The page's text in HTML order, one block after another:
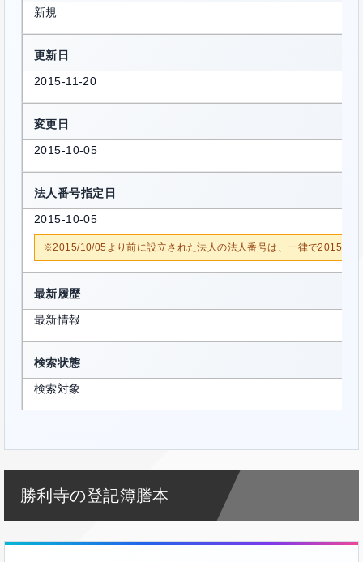
新規
更新日
2015-11-20
変更日
2015-10-05
法人番号指定日
2015-10-05
※2015/10/05より前に設立された法人の法人番号は、一律で2015/10/
最新履歴
最新情報
検索状態
検索対象
勝利寺の登記簿謄本